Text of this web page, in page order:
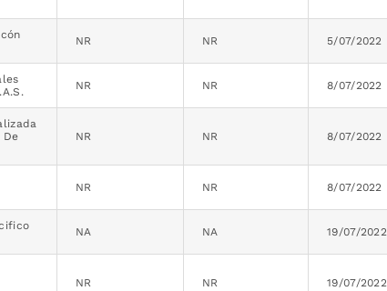
NR NR 5/07/2022
NR NR 8/07/2022
De
NR NR 8/07/2022
NR NR 8/07/2022
NA NA 19/07/2022
NR NR 19/07/2022